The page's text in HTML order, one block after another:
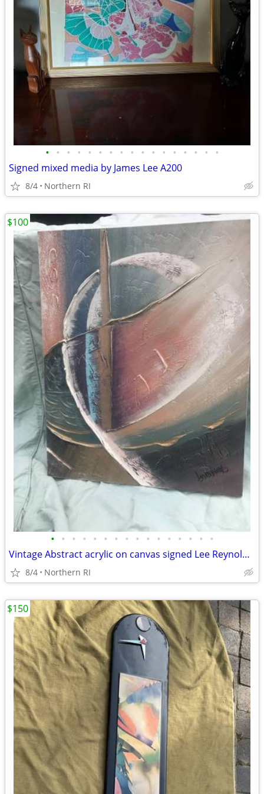
• • • • • • • • • • • • • • • • •
Signed mixed media by James Lee A200
8/4 Northern RI
• • • • • • • • • • • • • • • •
Vintage Abstract acrylic on canvas signed Lee Reynolds A108
8/4 Northern RI
$100
$150